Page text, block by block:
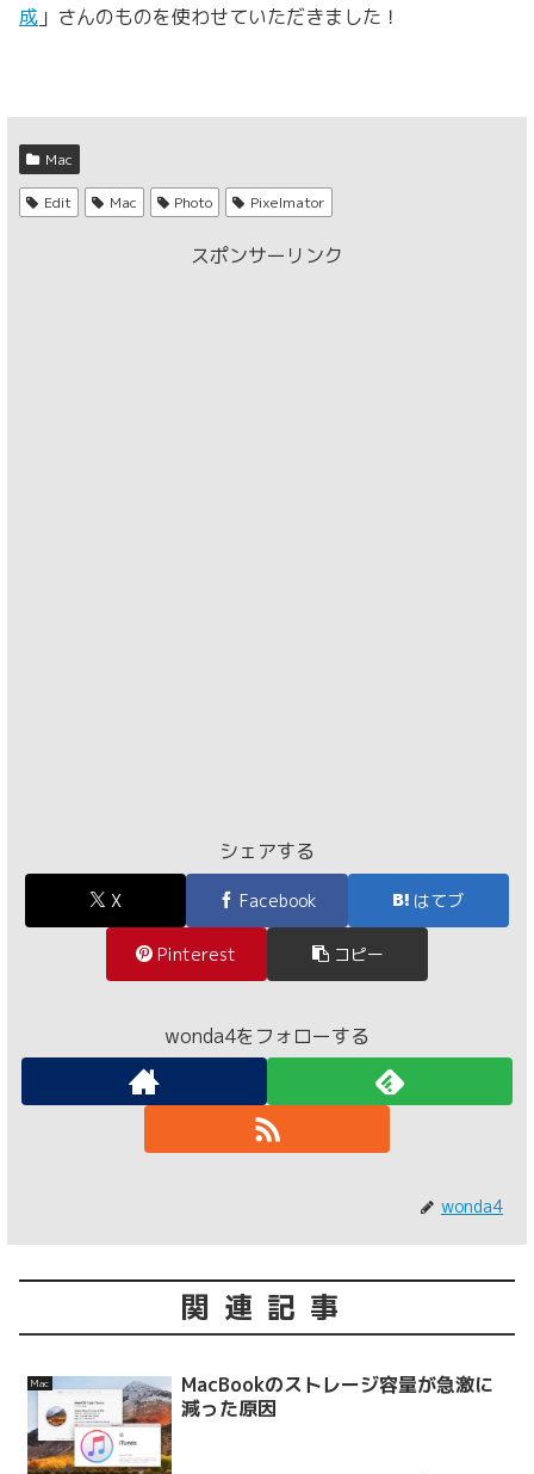
成 」さんのものを使わせていただきました！
Mac
Edit Mac Photo Pixelmator
スポンサーリンク
シェアする
X Facebook はてブ
Pinterest コピー
wonda4をフォローする
wonda4
関連記事
Mac
MacBookのストレージ容量が急激に
減った原因